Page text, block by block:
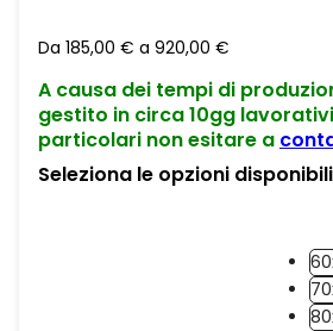
Da 185,00 € a 920,00 €
A causa dei tempi di
gestito in circa 10gg
particolari non esitare a
Seleziona le opzioni disponibili